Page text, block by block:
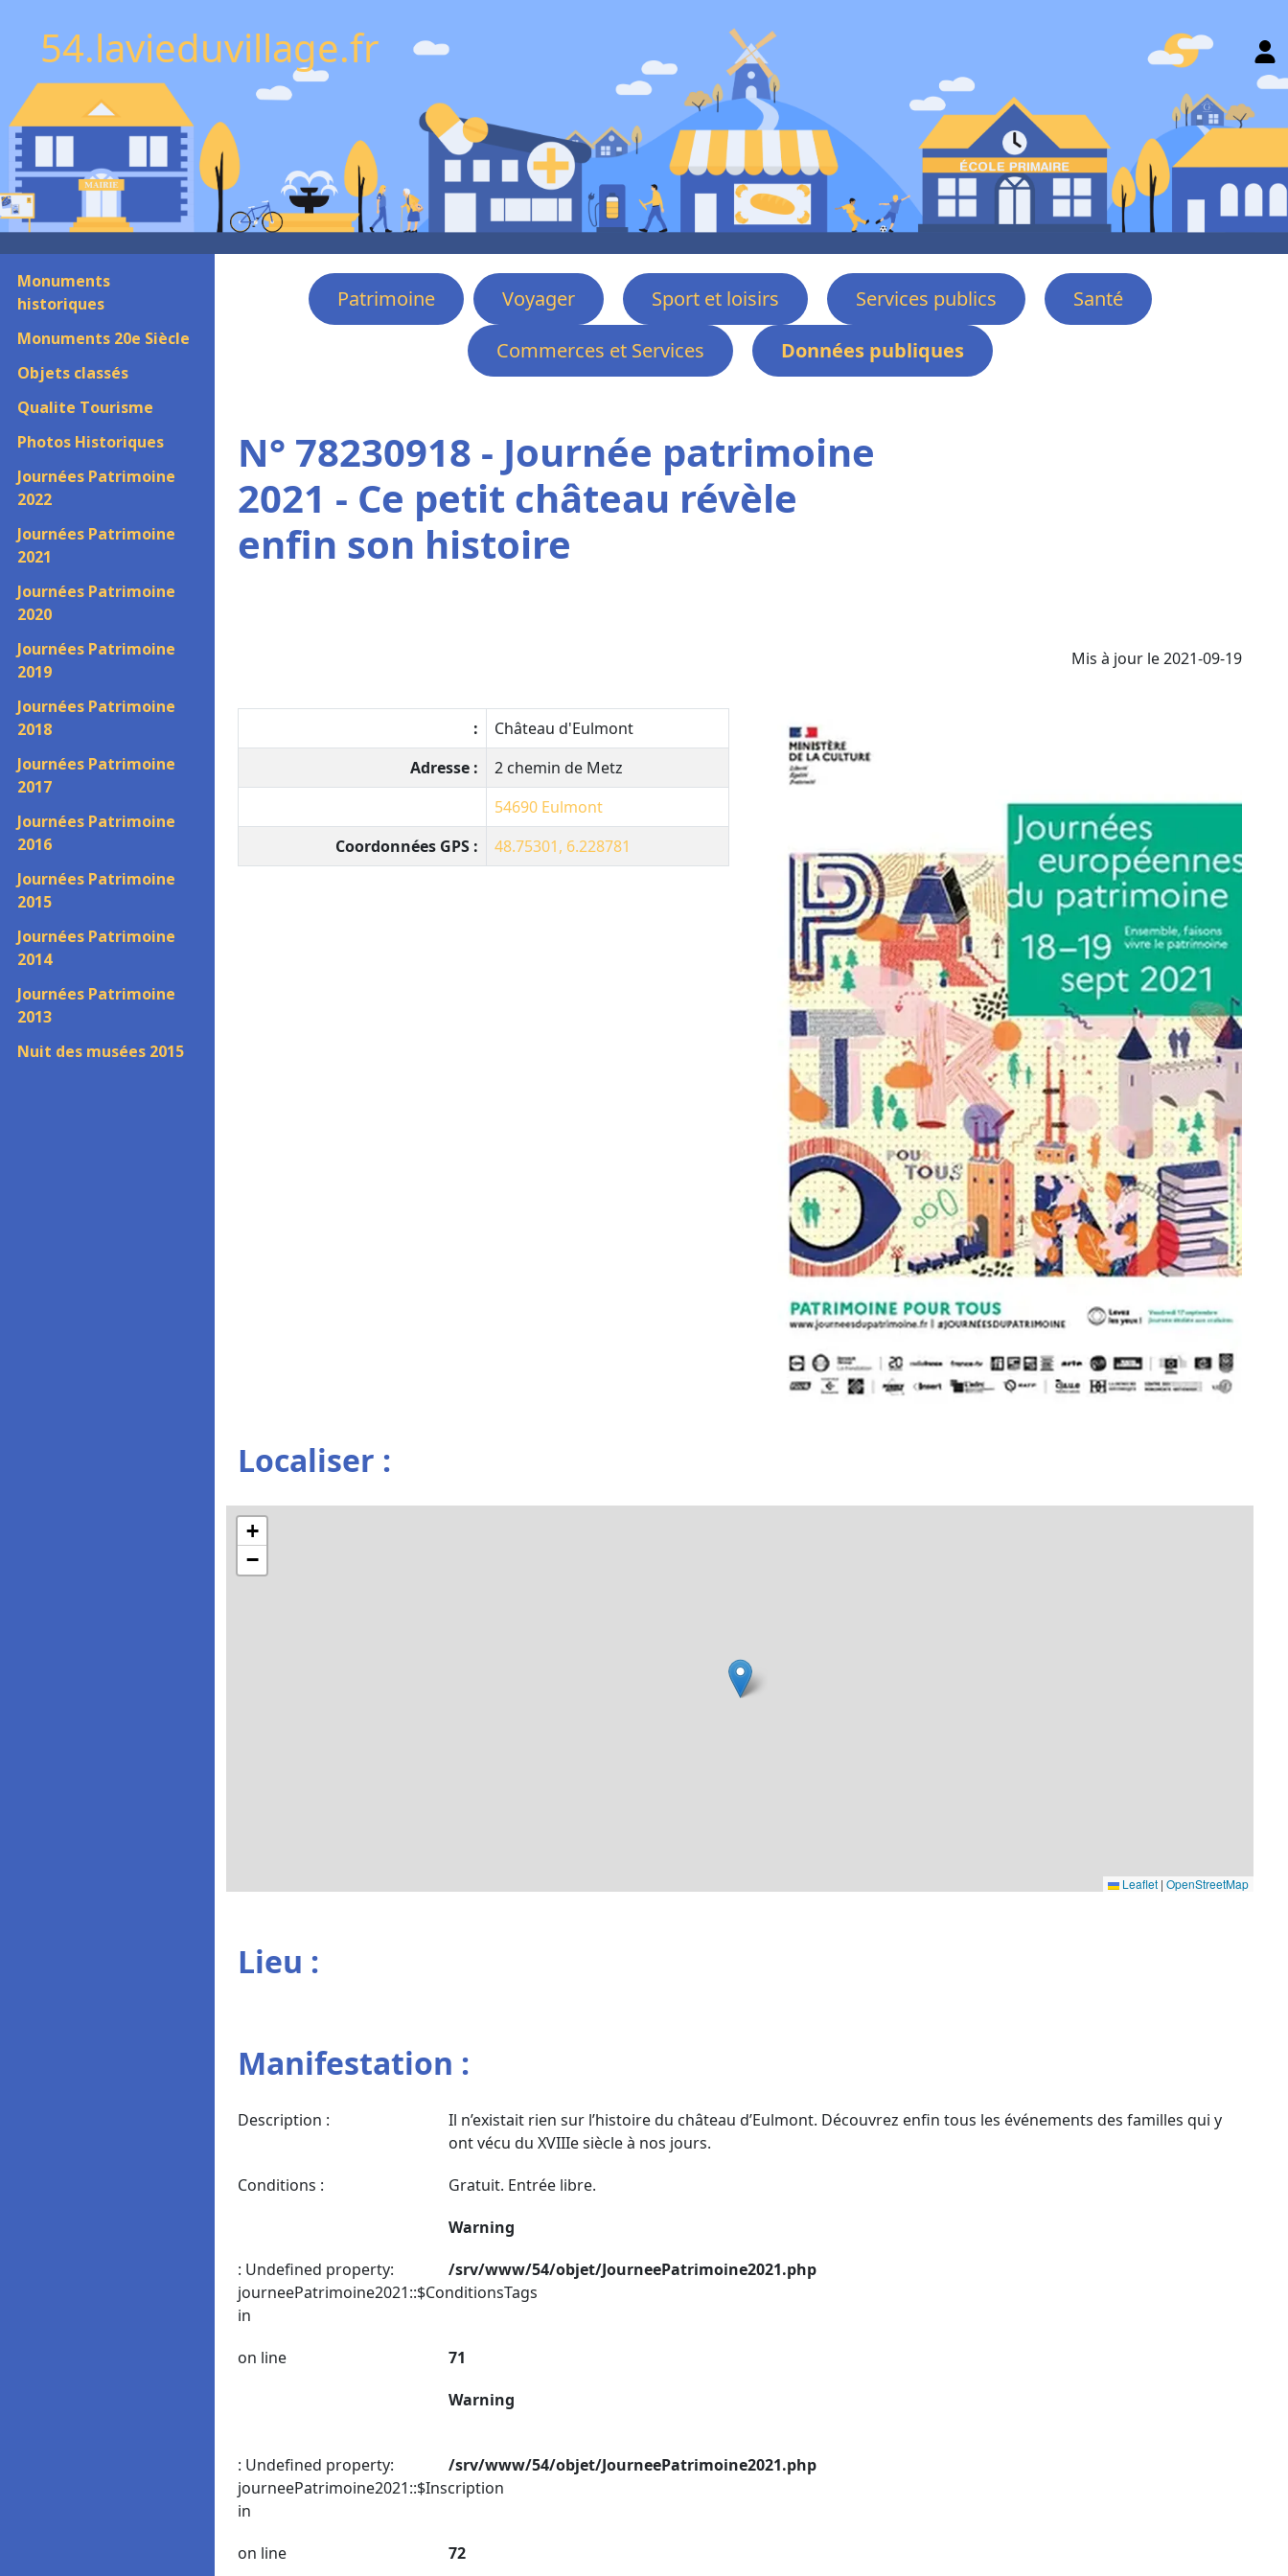
54.lavieduvillage.fr
Monuments
historiques
Monuments 20e Siècle
Objets classés
Qualite Tourisme
Photos Historiques
Journées Patrimoine
2022
Journées Patrimoine
2021
Journées Patrimoine
2020
Journées Patrimoine
2019
Journées Patrimoine
2018
Journées Patrimoine
2017
Journées Patrimoine
2016
Journées Patrimoine
2015
Journées Patrimoine
2014
Journées Patrimoine
2013
Nuit des musées 2015
Patrimoine Voyager Sport et loisirs Services publics
Santé
Commerces et Services
Données publiques
N° 78230918 - Journée patrimoine
2021 - Ce petit château révèle
enfin son histoire
Mis à jour le 2021-09-19
:
Château d'Eulmont
Adresse :
2 chemin de Metz
54690 Eulmont
Coordonnées GPS :
48.75301, 6.228781
Localiser :
+
−
Leaflet | OpenStreetMap
Lieu :
Manifestation :
Description :
Il n’existait rien sur l’histoire du château d’Eulmont. Découvrez enfin tous les événements des familles qui y
ont vécu du XVIIIe siècle à nos jours.
Conditions :
Gratuit. Entrée libre.
Warning
: Undefined property:
journeePatrimoine2021::$ConditionsTags
in
/srv/www/54/objet/JourneePatrimoine2021.php
on line
71
Warning
: Undefined property:
journeePatrimoine2021::$Inscription
in
/srv/www/54/objet/JourneePatrimoine2021.php
on line 72